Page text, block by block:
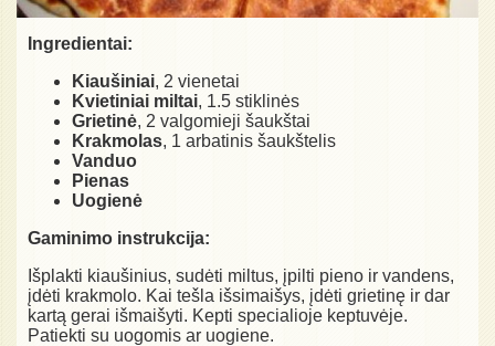
Ingredientai:
Kiaušiniai, 2 vienetai
Kvietiniai miltai, 1.5 stiklinės
Grietinė, 2 valgomieji šaukštai
Krakmolas, 1 arbatinis šaukštelis
Vanduo
Pienas
Uogienė
Gaminimo instrukcija:
Išplakti kiaušinius, sudėti miltus, įpilti pieno ir vandens,
įdėti krakmolo. Kai tešla išsimaišys, įdėti grietinę ir dar
kartą gerai išmaišyti. Kepti specialioje keptuvėje.
Patiekti su uogomis ar uogiene.